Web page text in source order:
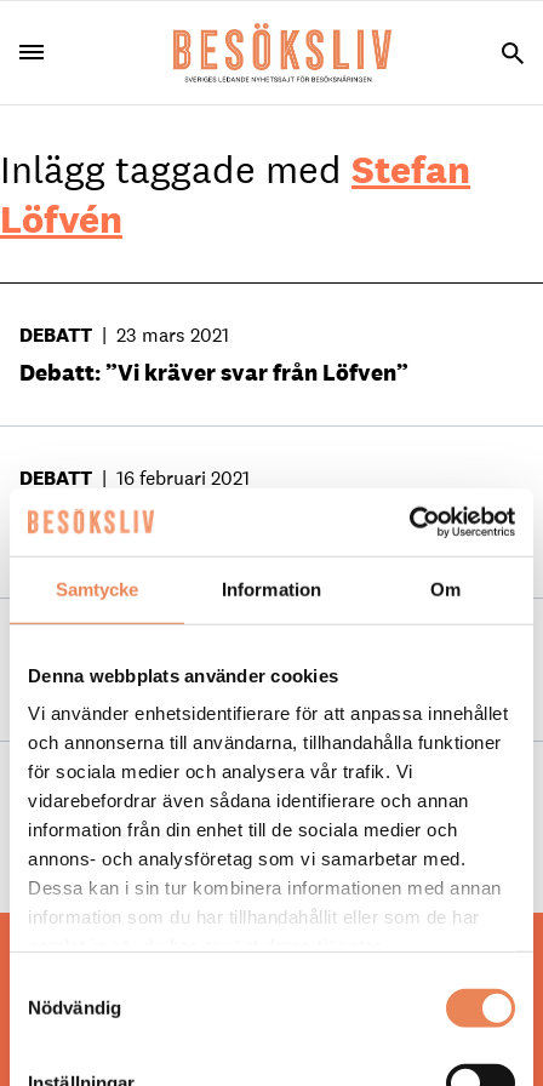
Samtycke Information Om
Denna webbplats använder cookies
Vi använder enhetsidentifierare för att anpassa innehållet
och annonserna till användarna, tillhandahålla funktioner
för sociala medier och analysera vår trafik. Vi
vidarebefordrar även sådana identifierare och annan
information från din enhet till de sociala medier och
annons- och analysföretag som vi samarbetar med.
Dessa kan i sin tur kombinera informationen med annan
information som du har tillhandahållit eller som de har
Nödvändig
Inlägg taggade med Stefan
Löfvén
DEBATT | 23 mars 2021
Debatt: ”Vi kräver svar från Löfven”
DEBATT | 16 februari 2021
”När ska regeringen inse det orimliga i sitt
agerande?”
Kraftigt hotelltapp i november
NYHETER | 26 november 2019
”Jag hoppas det vi pratade om når fram till
regeringskansliet”
nyheter och snackisar inom besöksnäringen.
Besöksliv i sin tryckta form är ett affärsmagasin